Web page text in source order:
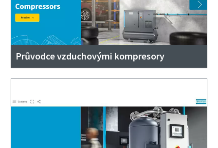
Průvodce vzduchovými kompresory